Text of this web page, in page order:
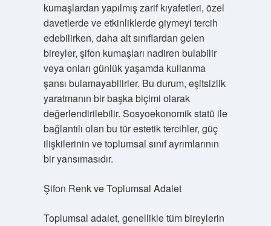
kumaşlardan yapılmış zarif kıyafetleri, özel
davetlerde ve etkinliklerde giymeyi tercih
edebilirken, daha alt sınıflardan gelen
bireyler, şifon kumaşları nadiren bulabilir
veya onları günlük yaşamda kullanma
şansı bulamayabilirler. Bu durum, eşitsizlik
yaratmanın bir başka biçimi olarak
değerlendirilebilir. Sosyoekonomik statü ile
bağlantılı olan bu tür estetik tercihler, güç
ilişkilerinin ve toplumsal sınıf ayrımlarının
bir yansımasıdır.
Şifon Renk ve Toplumsal Adalet
Toplumsal adalet, genellikle tüm bireylerin